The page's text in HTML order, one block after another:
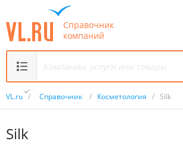
Справочник
компаний
VL.ru / Справочник / Косметология / Silk
Silk